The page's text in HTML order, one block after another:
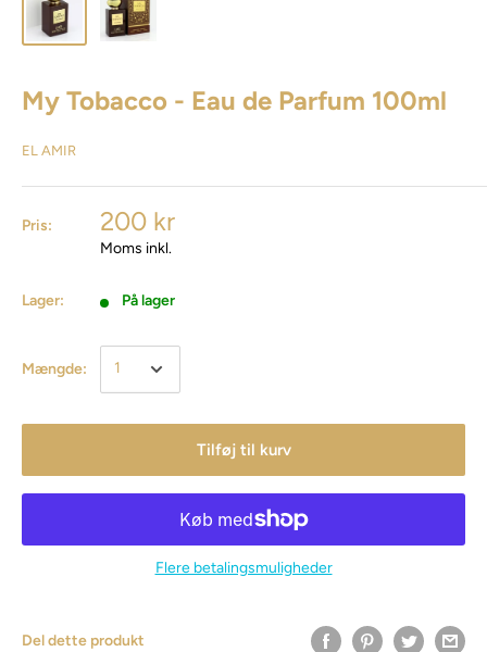
My Tobacco - Eau de Parfum 100ml
EL AMIR
Pris: 200 kr
Moms inkl.
Lager: På lager
Mængde:
Tilføj til kurv
Flere betalingsmuligheder
Del dette produkt